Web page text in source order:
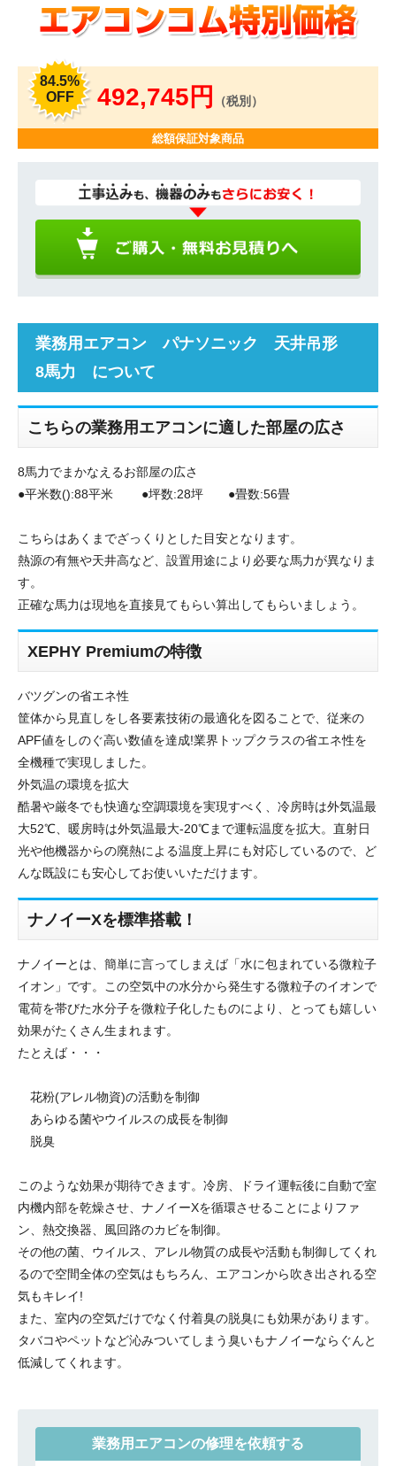
84.5%
OFF
492,745円 （税別）
総額保証対象商品
業務用エアコン パナソニック 天井吊形
8馬力 について
こちらの業務用エアコンに適した部屋の広さ
8馬力でまかなえるお部屋の広さ
●平米数():88平米 ●坪数:28坪 ●畳数:56畳
こちらはあくまでざっくりとした目安となります。
熱源の有無や天井高など、設置用途により必要な馬力が異なりま
す。
正確な馬力は現地を直接見てもらい算出してもらいましょう。
XEPHY Premiumの特徴
バツグンの省エネ性
筐体から見直しをし各要素技術の最適化を図ることで、従来の
APF値をしのぐ高い数値を達成!業界トップクラスの省エネ性を
全機種で実現しました。
外気温の環境を拡大
酷暑や厳冬でも快適な空調環境を実現すべく、冷房時は外気温最
大52℃、暖房時は外気温最大-20℃まで運転温度を拡大。直射日
光や他機器からの廃熱による温度上昇にも対応しているので、ど
んな既設にも安心してお使いいただけます。
ナノイーXを標準搭載！
ナノイーとは、簡単に言ってしまえば「水に包まれている微粒子
イオン」です。この空気中の水分から発生する微粒子のイオンで
電荷を帯びた水分子を微粒子化したものにより、とっても嬉しい
効果がたくさん生まれます。
たとえば・・・
花粉(アレル物資)の活動を制御
あらゆる菌やウイルスの成長を制御
脱臭
このような効果が期待できます。冷房、ドライ運転後に自動で室
内機内部を乾燥させ、ナノイーXを循環させることによりファ
ン、熱交換器、風回路のカビを制御。
その他の菌、ウイルス、アレル物質の成長や活動も制御してくれ
るので空間全体の空気はもちろん、エアコンから吹き出される空
気もキレイ!
また、室内の空気だけでなく付着臭の脱臭にも効果があります。
タバコやペットなど沁みついてしまう臭いもナノイーならぐんと
低減してくれます。
業務用エアコンの修理を依頼する